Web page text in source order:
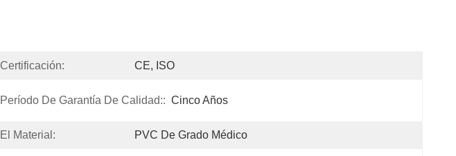
Certificación: CE, ISO
Período De Garantía De Calidad:: Cinco Años
El Material: PVC De Grado Médico